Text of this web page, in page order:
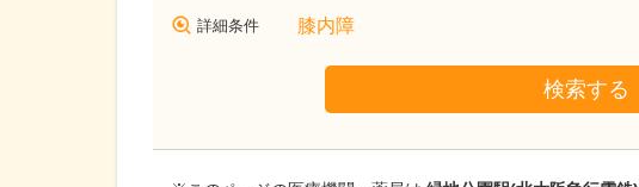
詳細条件 膝内障
検索する